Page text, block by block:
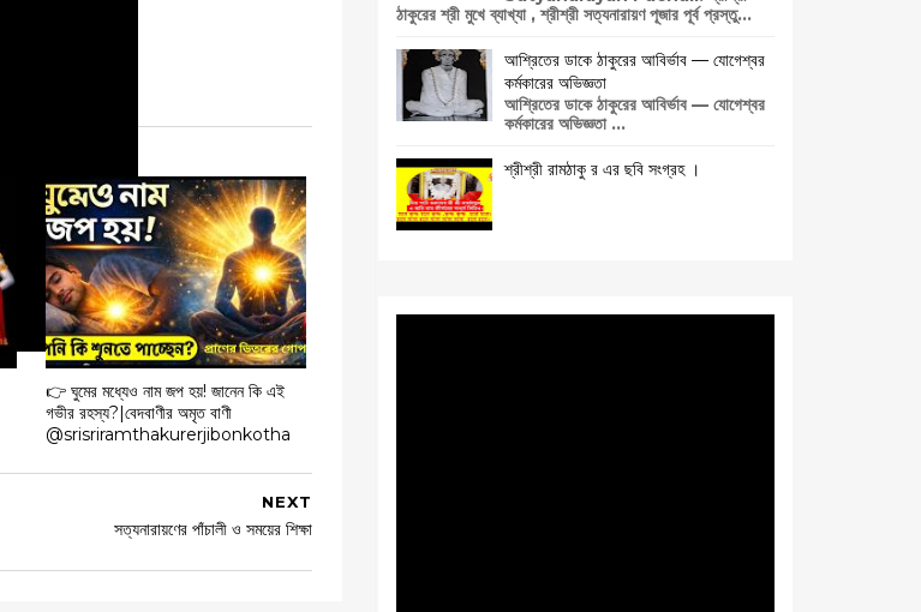
👉 ঘুমের মধ্যেও নাম জপ হয়! জানেন কি এই
গভীর রহস্য?|বেদবাণীর অমৃত বাণী
‪@srisriramthakurerjibonkotha‬
NEXT
সত্যনারায়ণের পাঁচালী ও সময়ের শিক্ষা
ঠাকুরের শ্রী মুখে ব্যাখ্যা , শ্রীশ্রী সত্যনারায়ণ পূজার পূর্ব প্রস্তু...
আশ্রিতের ডাকে ঠাকুরের আবির্ভাব — যোগেশ্বর
কর্মকারের অভিজ্ঞতা
আশ্রিতের ডাকে ঠাকুরের আবির্ভাব — যোগেশ্বর
কর্মকারের অভিজ্ঞতা ...
শ্রীশ্রী রামঠাকু র এর ছবি সংগ্রহ ।